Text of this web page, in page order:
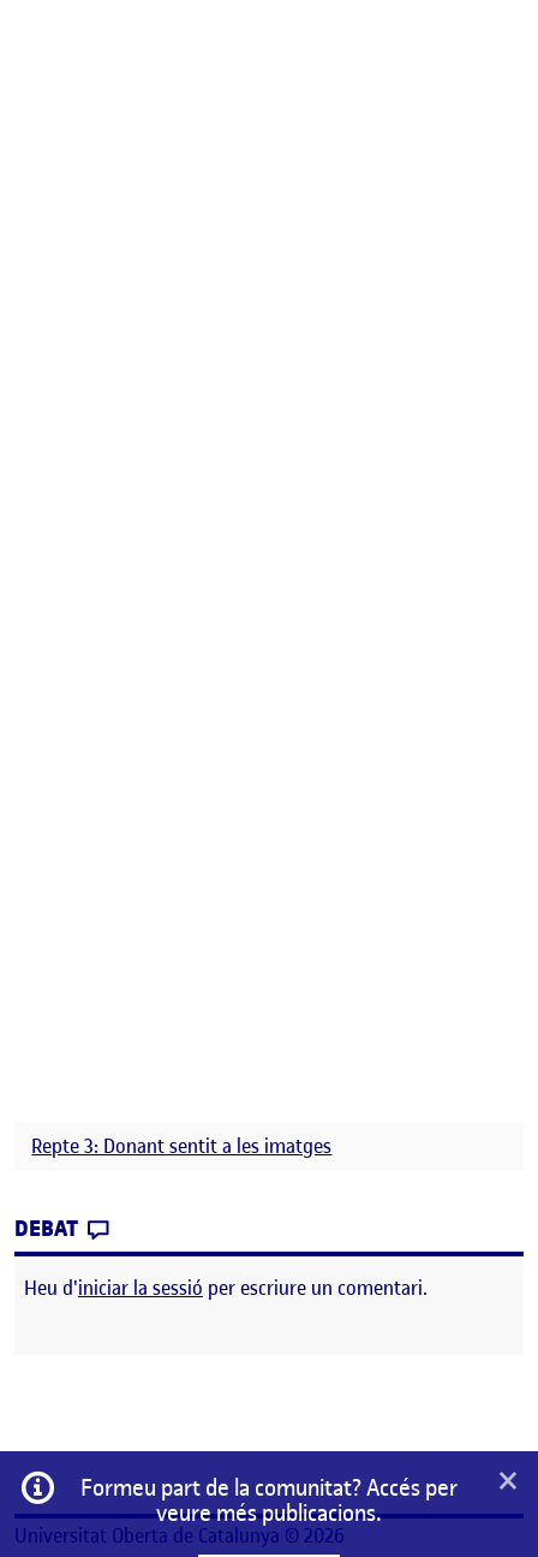
Repte 3: Donant sentit a les imatges
DEBAT
Heu d'iniciar la sessió per escriure un comentari.
Informació
Formeu part de la comunitat? Accés per
veure més publicacions.
×
Universitat Oberta de Catalunya © 2026